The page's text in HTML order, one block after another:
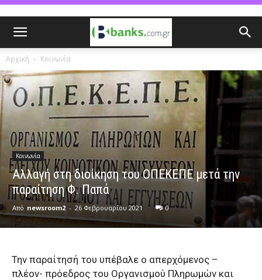
Αρχική Κοινωνία
Κοινωνία
Αλλαγή στη διοίκηση του ΟΠΕΚΕΠΕ μετά την
παραίτηση Φ. Παπά
Από newsroom2 - 26 Φεβρουαρίου 2021 0
Την παραίτησή του υπέβαλε ο απερχόμενος –
πλέον- πρόεδρος του Οργανισμού Πληρωμών και